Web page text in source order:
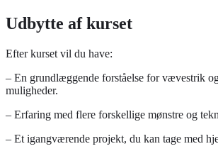
Udbytte af kurset
Efter kurset vil du have:
– En grundlæggende forståelse for vævestrik
muligheder.
– Erfaring med flere forskellige mønstre og
– Et igangværende projekt, du kan tage med